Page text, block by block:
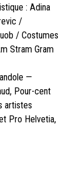
: Adina
/
/ Costumes
Stram Gram
—
Pour-cent
artistes
Pro Helvetia,